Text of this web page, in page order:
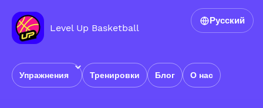
Level Up Basketball
Упражнения Тренировки Блог О нас
Русский